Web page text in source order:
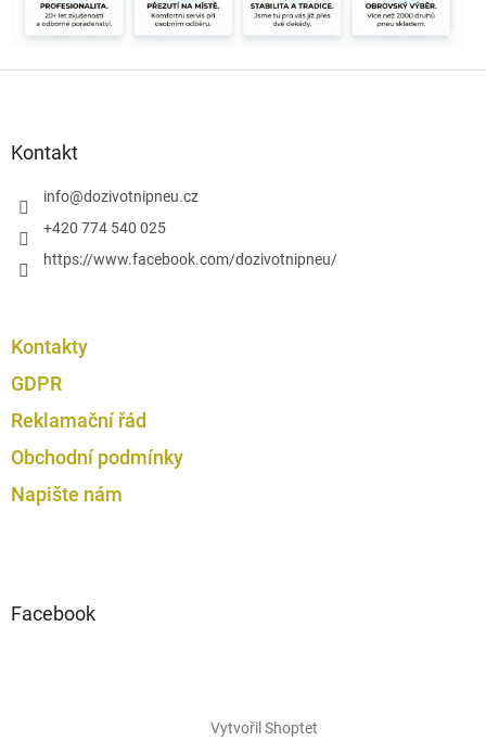
p
Kontakt
info@dozivotnipneu.cz
+420 774 540 025
https://www.facebook.com/dozivotnipneu/
Kontakty
GDPR
Reklamační řád
Obchodní podmínky
Napište nám
Facebook
Vytvořil Shoptet